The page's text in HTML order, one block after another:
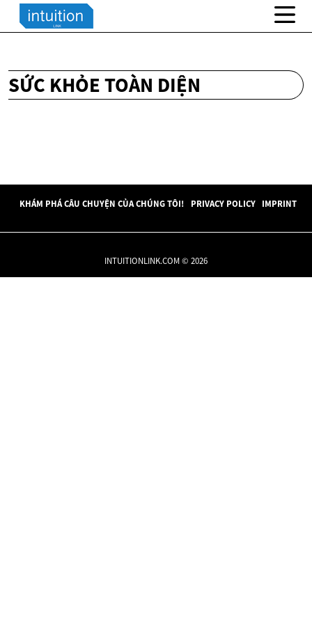
SỨC KHỎE TOÀN DIỆN
KHÁM PHÁ CÂU CHUYỆN CỦA CHÚNG TÔI! PRIVACY POLICY IMPRINT
INTUITIONLINK.COM © 2026